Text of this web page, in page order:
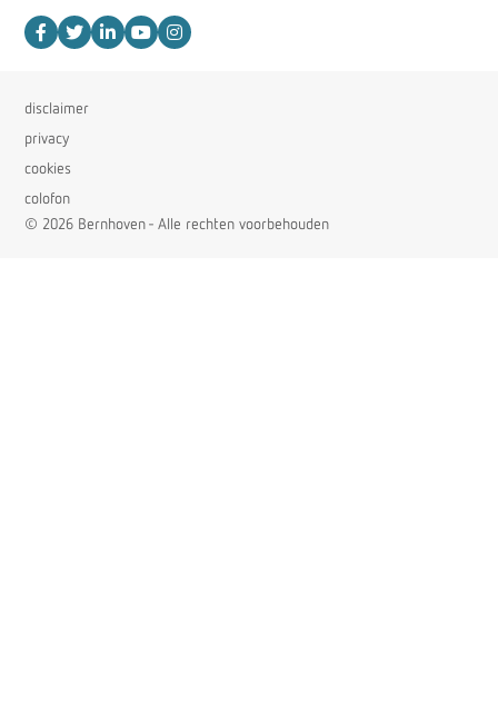
disclaimer
privacy
cookies
colofon
© 2026 Bernhoven - Alle rechten voorbehouden